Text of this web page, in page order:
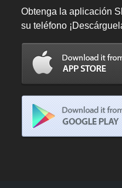
Obtenga la aplicación
su teléfono